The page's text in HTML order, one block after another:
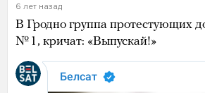
6 лет назад
В Гродно группа протестующих
№ 1, кричат: «Выпускай!»